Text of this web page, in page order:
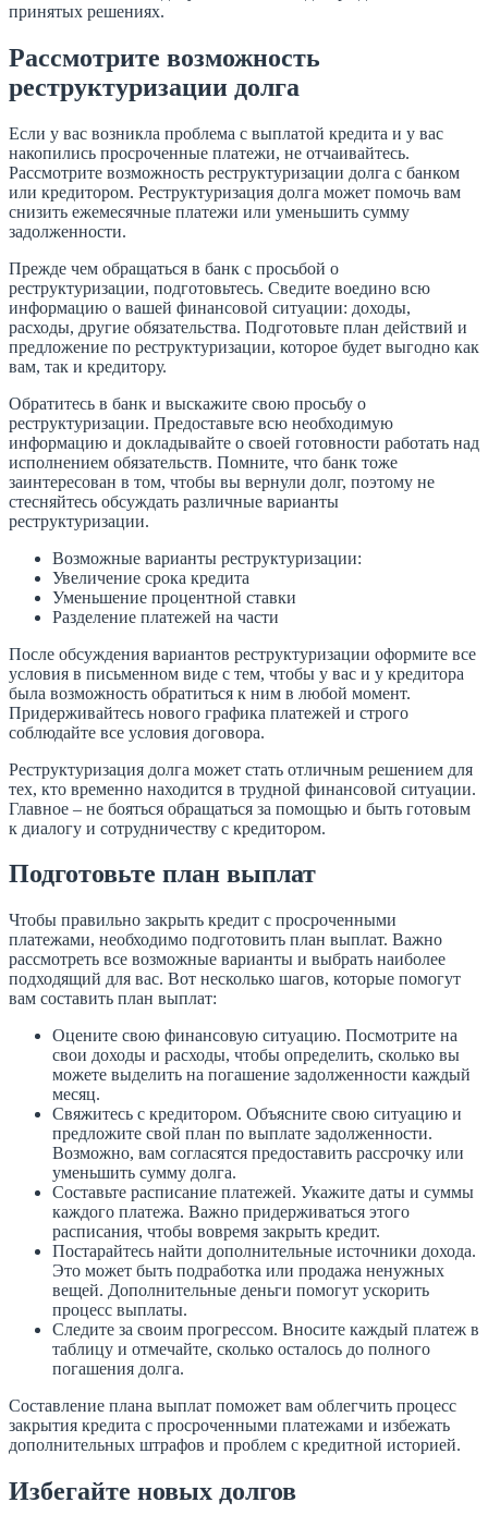
принятых решениях.
Рассмотрите возможность
реструктуризации долга
Если у вас возникла проблема с выплатой кредита и у вас
накопились просроченные платежи, не отчаивайтесь.
Рассмотрите возможность реструктуризации долга с банком
или кредитором. Реструктуризация долга может помочь вам
снизить ежемесячные платежи или уменьшить сумму
задолженности.
Прежде чем обращаться в банк с просьбой о
реструктуризации, подготовьтесь. Сведите воедино всю
информацию о вашей финансовой ситуации: доходы,
расходы, другие обязательства. Подготовьте план действий и
предложение по реструктуризации, которое будет выгодно как
вам, так и кредитору.
Обратитесь в банк и выскажите свою просьбу о
реструктуризации. Предоставьте всю необходимую
информацию и докладывайте о своей готовности работать над
исполнением обязательств. Помните, что банк тоже
заинтересован в том, чтобы вы вернули долг, поэтому не
стесняйтесь обсуждать различные варианты
реструктуризации.
Возможные варианты реструктуризации:
Увеличение срока кредита
Уменьшение процентной ставки
Разделение платежей на части
После обсуждения вариантов реструктуризации оформите все
условия в письменном виде с тем, чтобы у вас и у кредитора
была возможность обратиться к ним в любой момент.
Придерживайтесь нового графика платежей и строго
соблюдайте все условия договора.
Реструктуризация долга может стать отличным решением для
тех, кто временно находится в трудной финансовой ситуации.
Главное – не бояться обращаться за помощью и быть готовым
к диалогу и сотрудничеству с кредитором.
Подготовьте план выплат
Чтобы правильно закрыть кредит с просроченными
платежами, необходимо подготовить план выплат. Важно
рассмотреть все возможные варианты и выбрать наиболее
подходящий для вас. Вот несколько шагов, которые помогут
вам составить план выплат:
Оцените свою финансовую ситуацию. Посмотрите на
свои доходы и расходы, чтобы определить, сколько вы
можете выделить на погашение задолженности каждый
месяц.
Свяжитесь с кредитором. Объясните свою ситуацию и
предложите свой план по выплате задолженности.
Возможно, вам согласятся предоставить рассрочку или
уменьшить сумму долга.
Составьте расписание платежей. Укажите даты и суммы
каждого платежа. Важно придерживаться этого
расписания, чтобы вовремя закрыть кредит.
Постарайтесь найти дополнительные источники дохода.
Это может быть подработка или продажа ненужных
вещей. Дополнительные деньги помогут ускорить
процесс выплаты.
Следите за своим прогрессом. Вносите каждый платеж в
таблицу и отмечайте, сколько осталось до полного
погашения долга.
Составление плана выплат поможет вам облегчить процесс
закрытия кредита с просроченными платежами и избежать
дополнительных штрафов и проблем с кредитной историей.
Избегайте новых долгов